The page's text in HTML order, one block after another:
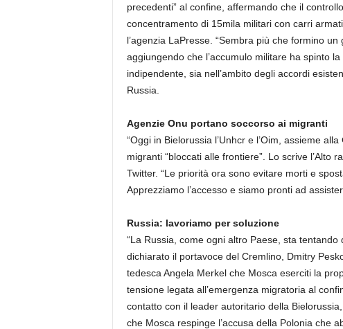
precedenti” al confine, affermando che il
concentramento di 15mila militari con carri
l’agenzia LaPresse. “Sembra più che formino
aggiungendo che l’accumulo militare ha spinto
indipendente, sia nell’ambito degli accordi
Russia.
Agenzie Onu portano soccorso ai migranti
“Oggi in Bielorussia l’Unhcr e l’Oim, assieme
migranti “bloccati alle frontiere”. Lo scrive l’Alto
Twitter. “Le priorità ora sono evitare morti e
Apprezziamo l’accesso e siamo pronti ad
Russia: lavoriamo per soluzione
“La Russia, come ogni altro Paese, sta
dichiarato il portavoce del Cremlino, Dmitry
tedesca Angela Merkel che Mosca eserciti la
tensione legata all’emergenza migratoria al
contatto con il leader autoritario della
che Mosca respinge l’accusa della Polonia che